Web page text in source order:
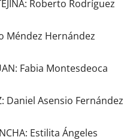
Roberto Rodríguez
Méndez Hernández
Fabia Montesdeoca
Daniel Asensio Fernández
Estilita Ángeles